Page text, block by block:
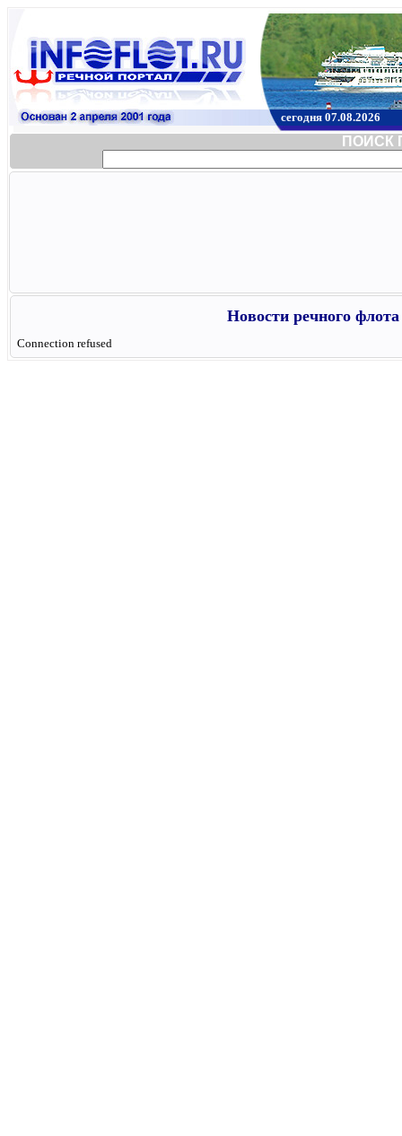
сегодня 07.08.2026
ПОИСК
Новости речного
Connection refused